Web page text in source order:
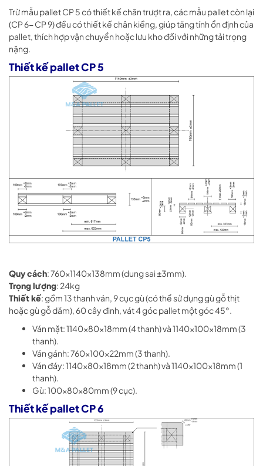
Trừ mẫu pallet CP 5 có thiết kế chân trượt ra, các mẫu pallet còn lại
(CP 6- CP 9) đều có thiết kế chân kiềng, giúp tăng tính ổn định của
pallet, thích hợp vận chuyển hoặc lưu kho đối với những tải trọng
nặng.
Thiết kế pallet CP 5
Quy cách: 760x1140x138mm (dung sai ±3mm).
Trọng lượng: 24kg
Thiết kế: gồm 13 thanh ván, 9 cục gù (có thể sử dụng gù gỗ thịt
hoặc gù gỗ dăm), 60 cây đinh, vát 4 góc pallet một góc 45°.
Ván mặt: 1140x80x18mm (4 thanh) và 1140x100x18mm (3
thanh).
Ván gánh: 760x100x22mm (3 thanh).
Ván đáy: 1140x80x18mm (2 thanh) và 1140x100x18mm (1
thanh).
Gù: 100x80x80mm (9 cục).
Thiết kế pallet CP 6